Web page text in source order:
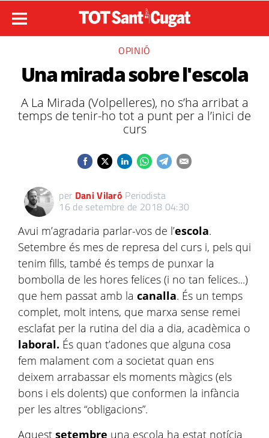
OPINIÓ
Una mirada sobre l'escola
A La Mirada (Volpelleres), no s’ha arribat a
temps de tenir-ho tot a punt per a l’inici de
curs
per Dani Vilaró Periodista
16 de setembre de 2018 04:30
Avui m’agradaria parlar-vos de l’escola.
Setembre és mes de represa del curs i, pels qui
tenim fills, també és temps de punxar la
bombolla de les hores felices (i no tan felices...)
que hem passat amb la canalla. És un temps
complet, molt intens, que marxa sense remei
esclafat per la rutina del dia a dia, acadèmica o
laboral. És quan t’adones que alguna cosa
fem malament com a societat quan ens
deixem arrabassar els moments màgics (els
bons i els dolents) que conformen la infància
per les altres “obligacions”.
Aquest setembre una escola ha estat notícia